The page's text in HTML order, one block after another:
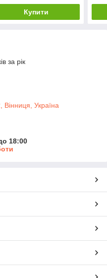
Купити
за рік
Вінниця, Україна
18:00